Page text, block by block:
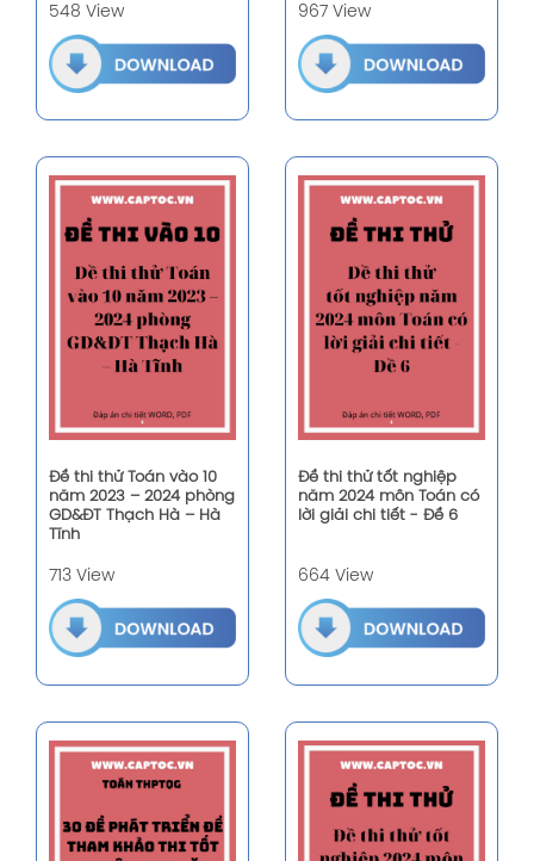
548 View 967 View
Đề thi thử Toán vào 10
năm 2023 – 2024 phòng
GD&ĐT Thạch Hà – Hà
Tĩnh
713 View
Đề thi thử tốt nghiệp
năm 2024 môn Toán có
lời giải chi tiết - Đề 6
664 View